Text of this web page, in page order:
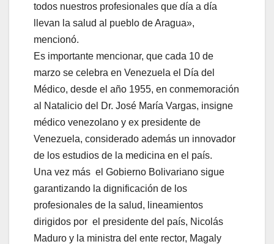
todos nuestros profesionales que día a día
llevan la salud al pueblo de Aragua»,
mencionó.
Es importante mencionar, que cada 10 de
marzo se celebra en Venezuela el Día del
Médico, desde el año 1955, en conmemoración
al Natalicio del Dr. José María Vargas, insigne
médico venezolano y ex presidente de
Venezuela, considerado además un innovador
de los estudios de la medicina en el país.
Una vez más el Gobierno Bolivariano sigue
garantizando la dignificación de los
profesionales de la salud, lineamientos
dirigidos por el presidente del país, Nicolás
Maduro y la ministra del ente rector, Magaly